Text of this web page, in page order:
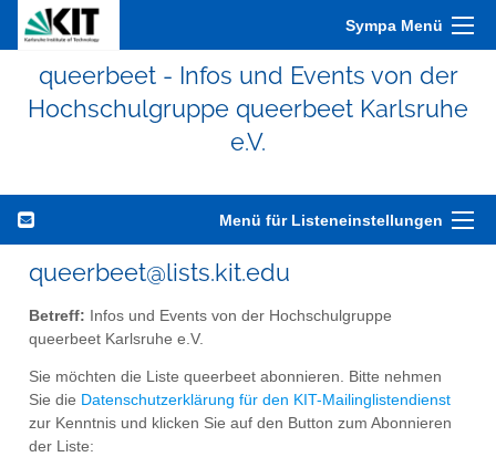
Sympa Menü
queerbeet - Infos und Events von der
Hochschulgruppe queerbeet Karlsruhe
e.V.
Menü für Listeneinstellungen
queerbeet@lists.kit.edu
Betreff: Infos und Events von der Hochschulgruppe
queerbeet Karlsruhe e.V.
Sie möchten die Liste queerbeet abonnieren. Bitte nehmen
Sie die Datenschutzerklärung für den KIT-Mailinglistendienst
zur Kenntnis und klicken Sie auf den Button zum Abonnieren
der Liste: